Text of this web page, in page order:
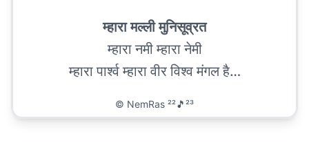
म्हारा मल्ली मुनिसूव्रत
म्हारा नमी म्हारा नेमी
म्हारा पार्श्व म्हारा वीर विश्व मंगल है…
© NemRas ²²🎵²³